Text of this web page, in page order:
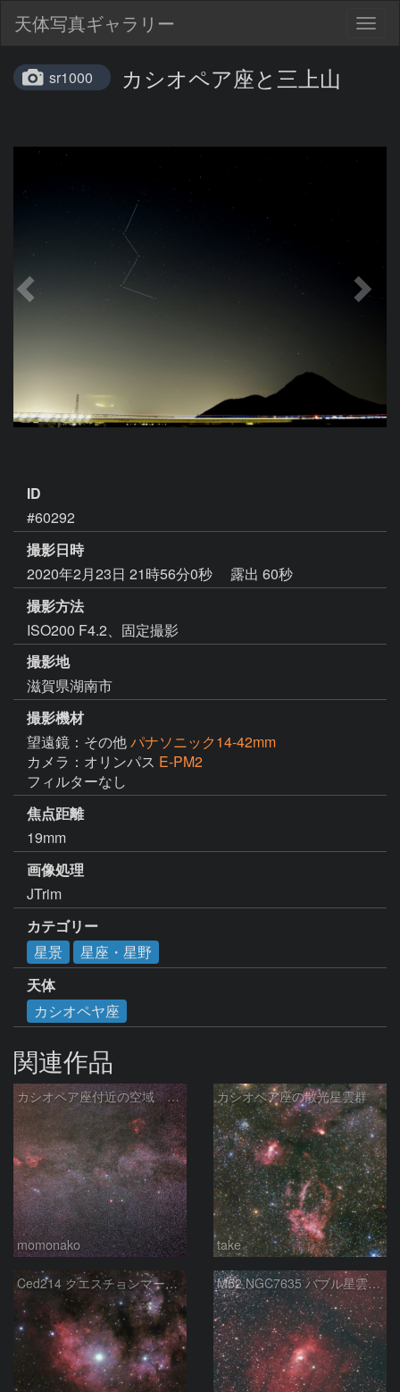
天体写真ギャラリー
sr1000 カシオペア座と三上山
ID
#60292
撮影日時
2020年2月23日 21時56分0秒
露出 60秒
撮影方法
ISO200 F4.2、固定撮影
撮影地
滋賀県湖南市
撮影機材
望遠鏡：その他パナソニック14-42mm
カメラ：オリンパス E-PM2
フィルターなし
焦点距離
19mm
画像処理
JTrim
カテゴリー
星景
星座・星野
天体
カシオペヤ座
関連作品
カシオペア座付近の空域 260720
momonako
カシオペア座の散光星雲群
take
Ced214 クエスチョンマーク星雲の“心臓部” M52 NGC7635 バブル星雲 Sh2-159 カシオペア座